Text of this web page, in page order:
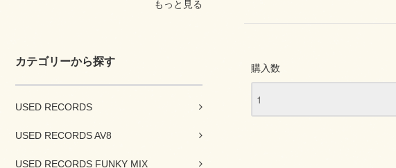
もっと見る
カテゴリーから探す
USED RECORDS
USED RECORDS AV8
USED RECORDS FUNKY MIX
購入数